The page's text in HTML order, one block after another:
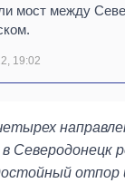
мост между
19:02
Северодонецк